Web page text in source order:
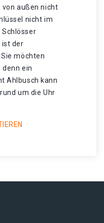
von außen nicht
nicht im
Schlösser
ist der
möchten
denn ein
Ahlbusch kann
um die Uhr